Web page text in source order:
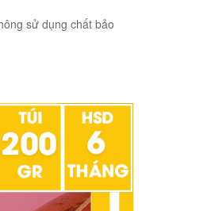
sử dụng chất bảo